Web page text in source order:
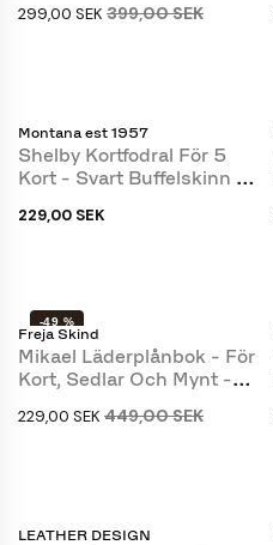
299,00 SEK 399,00 SEK
Montana est 1957
Shelby Kortfodral För 5
Kort - Svart Buffelskinn -
229,00 SEK
Freja Skind
Mikael Läderplånbok - För
Kort, Sedlar Och Mynt -
229,00 SEK 449,00 SEK
-49 %
LEATHER DESIGN